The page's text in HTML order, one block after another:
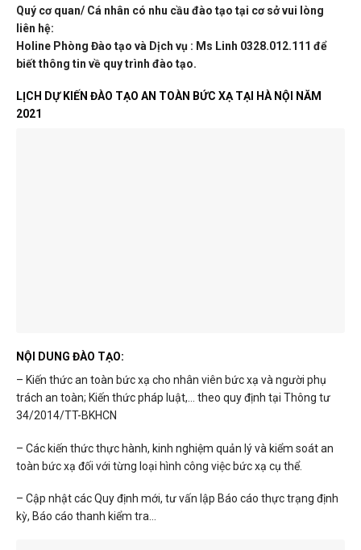
Quý cơ quan/ Cá nhân có nhu cầu đào tạo tại cơ sở vui lòng
liên hệ:
Holine Phòng Đào tạo và Dịch vụ : Ms Linh 0328.012.111 để
biết thông tin về quy trình đào tạo.
LỊCH DỰ KIẾN ĐÀO TẠO AN TOÀN BỨC XẠ TẠI HÀ NỘI NĂM
2021
NỘI DUNG ĐÀO TẠO:
– Kiến thức an toàn bức xạ cho nhân viên bức xạ và người phụ
trách an toàn; Kiến thức pháp luật,… theo quy định tại Thông tư
34/2014/TT-BKHCN
– Các kiến thức thực hành, kinh nghiệm quản lý và kiểm soát an
toàn bức xạ đối với từng loại hình công việc bức xạ cụ thể.
– Cập nhật các Quy định mới, tư vấn lập Báo cáo thực trạng định
kỳ, Báo cáo thanh kiểm tra…